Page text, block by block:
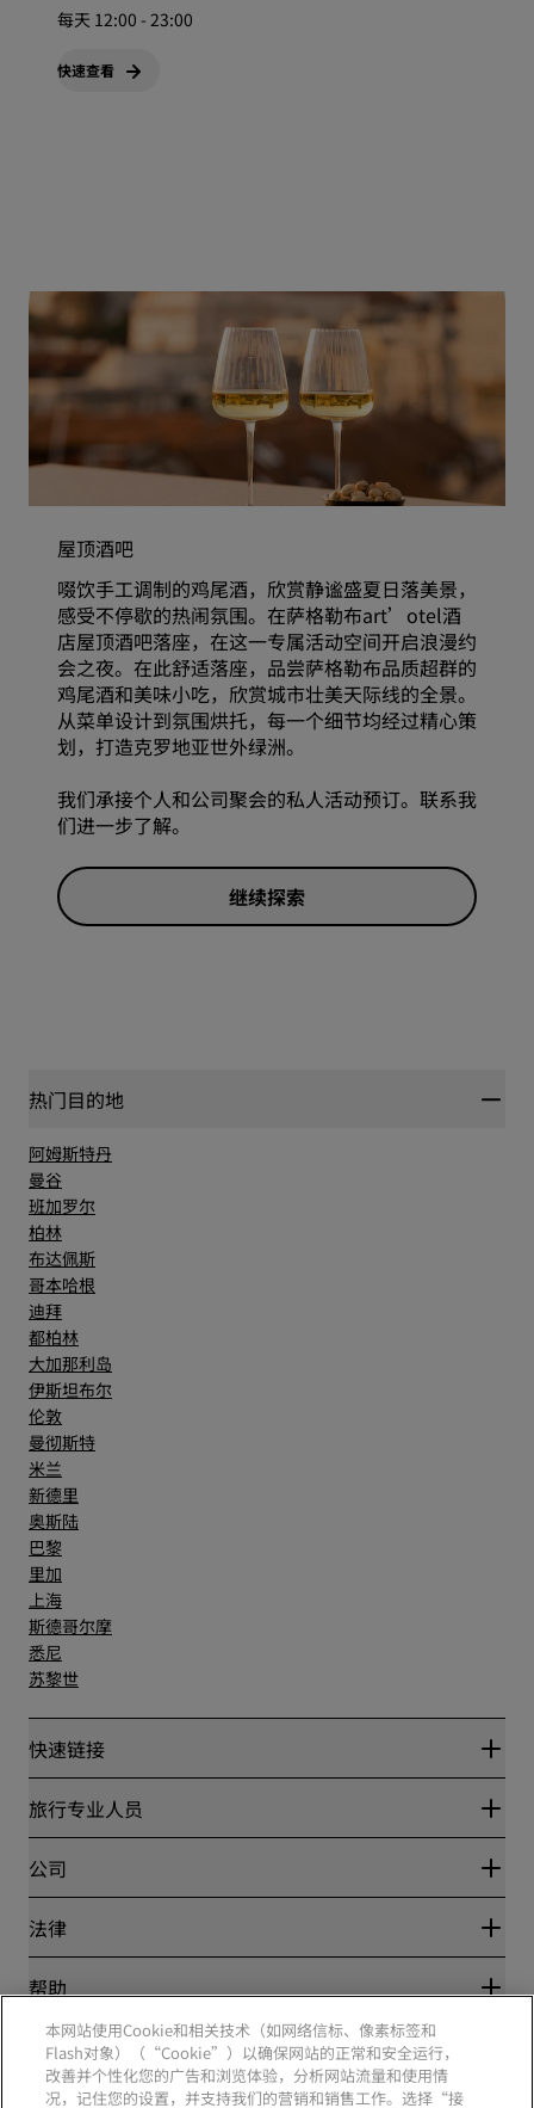
每天 12:00 - 23:00
快速查看
屋顶酒吧
啜饮手工调制的鸡尾酒，欣赏静谧盛夏日落美景，
感受不停歇的热闹氛围。在萨格勒布art’otel酒
店屋顶酒吧落座，在这一专属活动空间开启浪漫约
会之夜。在此舒适落座，品尝萨格勒布品质超群的
鸡尾酒和美味小吃，欣赏城市壮美天际线的全景。
从菜单设计到氛围烘托，每一个细节均经过精心策
划，打造克罗地亚世外绿洲。
我们承接个人和公司聚会的私人活动预订。联系我
们进一步了解。
继续探索
热门目的地
阿姆斯特丹
曼谷
班加罗尔
柏林
布达佩斯
哥本哈根
迪拜
都柏林
大加那利岛
伊斯坦布尔
伦敦
曼彻斯特
米兰
新德里
奥斯陆
巴黎
里加
上海
斯德哥尔摩
悉尼
苏黎世
快速链接
丽赏会
Blog
目的地
丽笙酒店集团APP
体育认证酒店
家庭友好型酒店
旅行专业人员
合作伙伴
公司
丽笙酒店集团
工作机会 RHG
工作机会 PPHE
工作机会 EHL
The Club by RHG
发展机会
法律
隐私中心
丽赏会条款和条件
网站使用协议
数字无障碍
帮助
消费者警示
联系方式
常见问题
社交媒体
本网站使用Cookie和相关技术（如网络信标、像素标签和
Flash对象）（“Cookie”）以确保网站的正常和安全运行，
改善并个性化您的广告和浏览体验，分析网站流量和使用情
况，记住您的设置，并支持我们的营销和销售工作。选择“接